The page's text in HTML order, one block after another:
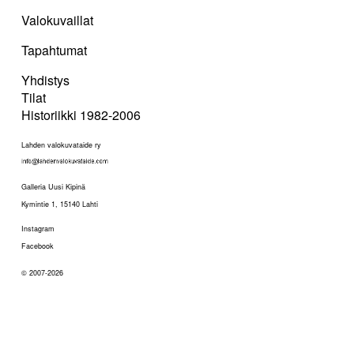
Valokuvaillat
Tapahtumat
Yhdistys
Tilat
Historiikki 1982-2006
Lahden valokuvataide ry
Galleria Uusi Kipinä
Kymintie 1, 15140 Lahti
Instagram
Facebook
© 2007-2026